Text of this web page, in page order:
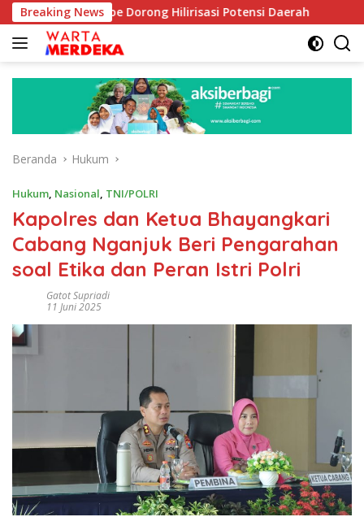
Langsung
ke
konten
Breaking News
Aboe Dorong Hilirisasi Potensi Daerah DPR
Beranda Hukum
Hukum, Nasional, TNI/POLRI
Kapolres dan Ketua Bhayangkari
Cabang Nganjuk Beri Pengarahan
soal Etika dan Peran Istri Polri
Gatot Supriadi
11 Juni 2025